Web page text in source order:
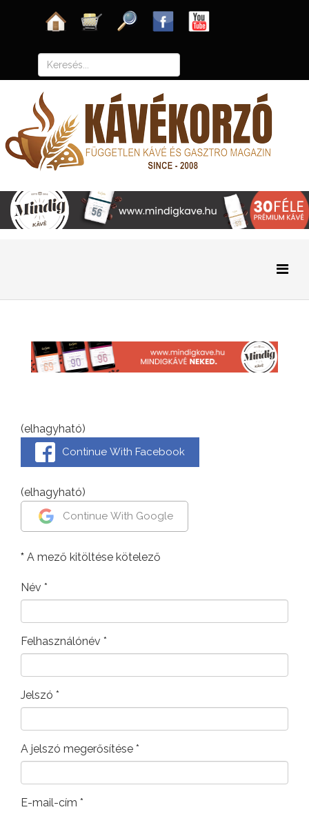
(elhagyható)
Continue With Facebook
(elhagyható)
Continue With Google
* A mező kitöltése kötelező
Név *
Felhasználónév *
Jelszó *
A jelszó megerősítése *
E-mail-cím *